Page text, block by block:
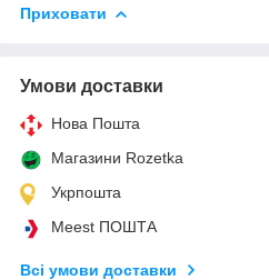
Приховати
Умови доставки
Нова Пошта
Магазини Rozetka
Укрпошта
Meest ПОШТА
Всі умови доставки